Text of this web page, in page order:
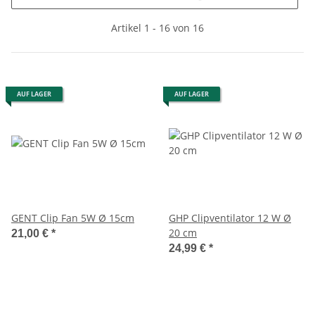
Artikel 1 - 16 von 16
AUF LAGER
GENT Clip Fan 5W Ø 15cm
21,00 € *
AUF LAGER
GHP Clipventilator 12 W Ø
20 cm
24,99 € *